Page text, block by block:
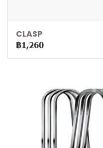
CLASP
฿1,260